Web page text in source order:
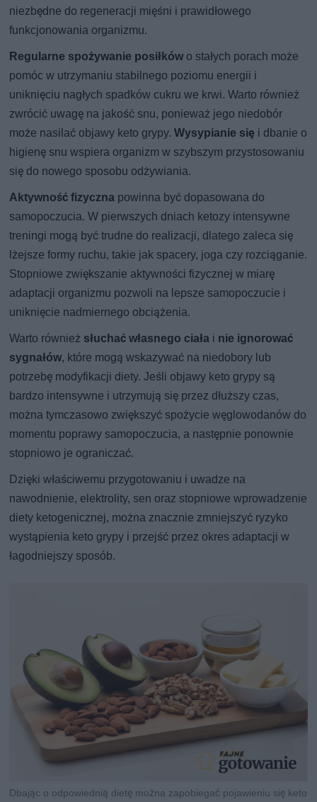
niezbędne do regeneracji mięśni i prawidłowego
funkcjonowania organizmu.
Regularne spożywanie posiłków o stałych porach może
pomóc w utrzymaniu stabilnego poziomu energii i
uniknięciu nagłych spadków cukru we krwi. Warto również
zwrócić uwagę na jakość snu, ponieważ jego niedobór
może nasilać objawy keto grypy.Wysypianie się i dbanie o
higienę snu wspiera organizm w szybszym przystosowaniu
się do nowego sposobu odżywiania.
Aktywność fizyczna powinna być dopasowana do
samopoczucia. W pierwszych dniach ketozy intensywne
treningi mogą być trudne do realizacji, dlatego zaleca się
lżejsze formy ruchu, takie jak spacery, joga czy rozciąganie.
Stopniowe zwiększanie aktywności fizycznej w miarę
adaptacji organizmu pozwoli na lepsze samopoczucie i
uniknięcie nadmiernego obciążenia.
Warto również słuchać własnego ciała i nie ignorować
sygnałów, które mogą wskazywać na niedobory lub
potrzebę modyfikacji diety. Jeśli objawy keto grypy są
bardzo intensywne i utrzymują się przez dłuższy czas,
można tymczasowo zwiększyć spożycie węglowodanów do
momentu poprawy samopoczucia, a następnie ponownie
stopniowo je ograniczać.
Dzięki właściwemu przygotowaniu i uwadze na
nawodnienie, elektrolity, sen oraz stopniowe wprowadzenie
diety ketogenicznej, można znacznie zmniejszyć ryzyko
wystąpienia keto grypy i przejść przez okres adaptacji w
łagodniejszy sposób.
Dbając o odpowiednią dietę można zapobiegać pojawieniu się keto